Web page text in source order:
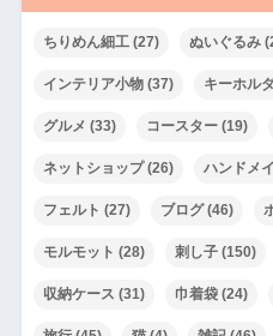
ちりめん細工(27) ぬいぐるみ
インテリア小物(37) キーホル
グルメ (33) コースター(19)
ネットショップ(26) ハンドメ
フェルト (27) ブログ(46)
モルモット (28) 刺し子(150)
収納ケース (31) 巾着袋(24)